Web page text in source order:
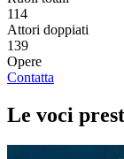
114
Attori doppiati
139
Opere
Contatta
Le voci